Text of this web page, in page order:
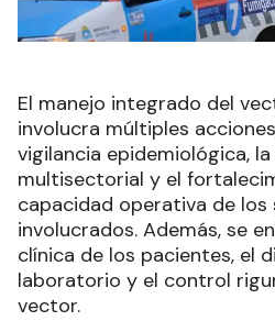
El manejo integrado del
involucra múltiples
vigilancia epidemiológica,
multisectorial y el
capacidad operativa de los
involucrados. Además, se
clínica de los pacientes, el
laboratorio y el control
vector.